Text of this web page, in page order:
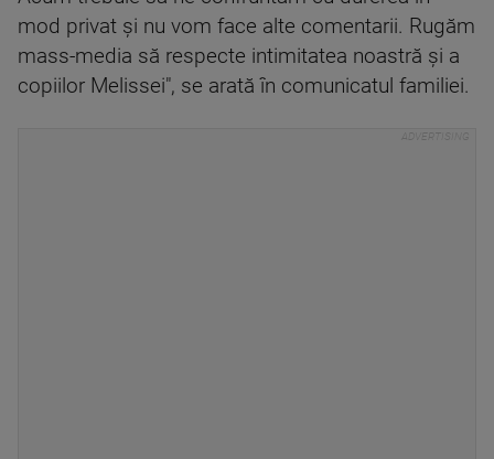
mod privat şi nu vom face alte comentarii. Rugăm
mass-media să respecte intimitatea noastră şi a
copiilor Melissei", se arată în comunicatul familiei.